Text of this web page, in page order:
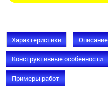
Характеристики Описание
Конструктивные особенности
Примеры работ